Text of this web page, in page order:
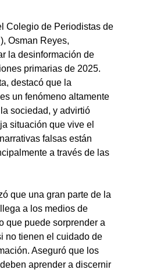
Colegio de Periodistas de
Osman Reyes,
la desinformación de
primarias de 2025.
destacó que la
un fenómeno altamente
sociedad, y advirtió
situación que vive el
falsas están
a través de las
que una gran parte de la
a los medios de
que puede sorprender a
no tienen el cuidado de
Aseguró que los
aprender a discernir